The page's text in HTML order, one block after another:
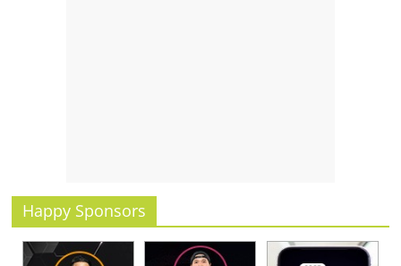
Happy Sponsors